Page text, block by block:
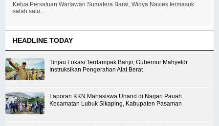
Ketua Persatuan Wartawan Sumatera Barat, Widya Navies termasuk
salah satu...
HEADLINE TODAY
Tinjau Lokasi Terdampak Banjir, Gubernur Mahyeldi
Instruksikan Pengerahan Alat Berat
Laporan KKN Mahasiswa Unand di Nagari Pauah
Kecamatan Lubuk Sikaping, Kabupaten Pasaman